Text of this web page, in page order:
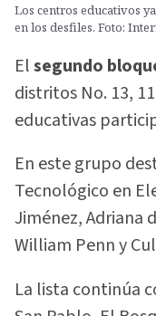
Los centros educativos
en los desfiles. Foto:
Elsegundo
distritos No. 13,
educativas
En este grupo
Tecnológico en
Jiménez, Adriana
William Penn y
La lista continúa